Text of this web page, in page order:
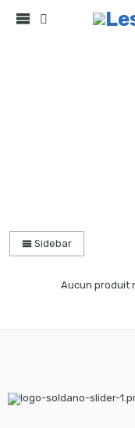
Sidebar
Aucun produit